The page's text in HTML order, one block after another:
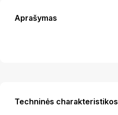
Aprašymas
Techninės charakteristikos